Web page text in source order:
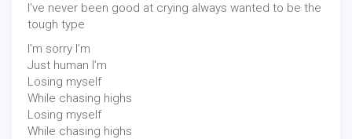
I’ve never been good at crying always wanted to be the
tough type
I’m sorry I’m
Just human I’m
Losing myself
While chasing highs
Losing myself
While chasing highs